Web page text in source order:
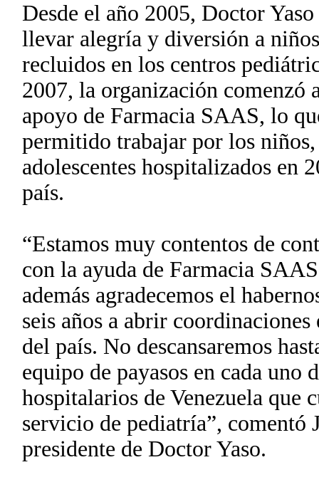
Desde el año 2005, Doctor Yaso
llevar alegría y diversión a
recluidos en los centros
2007, la organización comenzó
apoyo de Farmacia SAAS, lo
permitido trabajar por los
adolescentes hospitalizados en
país.
“Estamos muy contentos de
con la ayuda de Farmacia
además agradecemos el
seis años a abrir
del país. No descansaremos
equipo de payasos en cada uno
hospitalarios de Venezuela que
servicio de pediatría”, comentó
presidente de Doctor Yaso.